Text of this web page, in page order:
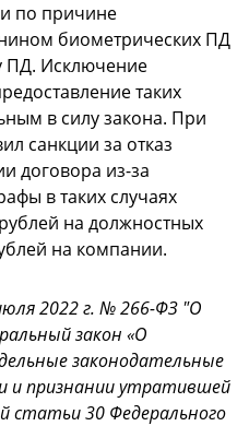
по причине
биометрических ПД
ПД. Исключение
таких
в силу закона. При
санкции за отказ
договора из-за
в таких случаях
на должностных
на компании.
2022 г. № 266-ФЗ "О
закон «О
законодательные
и признании утратившей
статьи 30 Федерального